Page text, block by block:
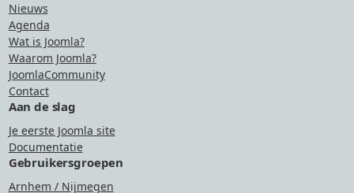
Nieuws
Agenda
Wat is Joomla?
Waarom Joomla?
JoomlaCommunity
Contact
Aan de slag
Je eerste Joomla site
Documentatie
Gebruikersgroepen
Arnhem / Nijmegen